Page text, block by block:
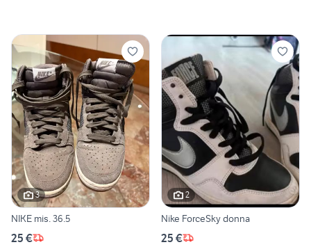
3
NIKE mis. 36.5
25 €
2
Nike ForceSky donna
25 €